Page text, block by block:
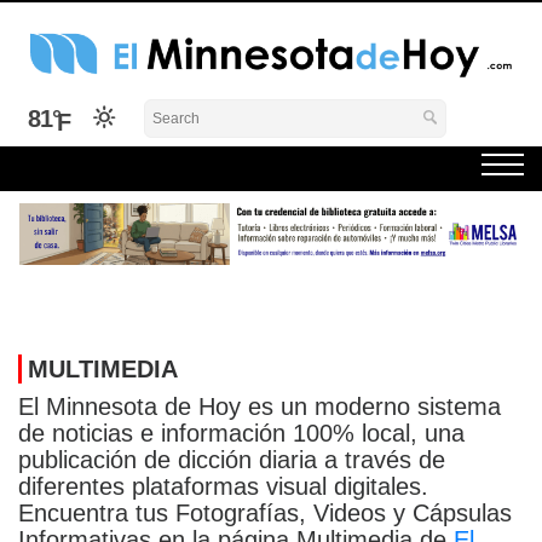
Skip
El Minnesota de Hoy Noticias
Latino Noticias Minnesota News
81°
MULTIMEDIA
El Minnesota de Hoy es un moderno sistema
de noticias e información 100% local, una
publicación de dicción diaria a través de
diferentes plataformas visual digitales.
Encuentra tus Fotografías, Videos y Cápsulas